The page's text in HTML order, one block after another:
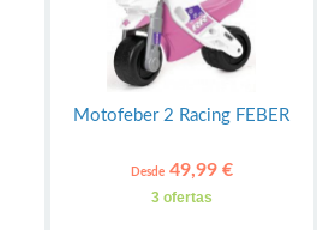
Motofeber 2 Racing FEBER
Desde49,99 €
3 ofertas